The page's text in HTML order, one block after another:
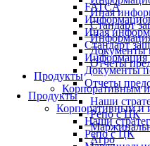
FATCA
Иная
Стандарт
Информация
Документы
Отчеты
Продукты
Корпоративным и
Наши
Репо с ЦК
Иная
Стандарт
Документы
Отчеты
Продукты
Корпоративным
Наши
Репо с ЦК
Агро